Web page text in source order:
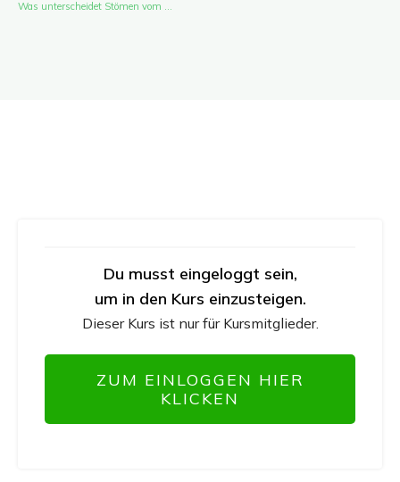
Du musst eingeloggt sein,
um in den Kurs einzusteigen.
Dieser Kurs ist nur für Kursmitglieder.
ZUM EINLOGGEN HIER
KLICKEN